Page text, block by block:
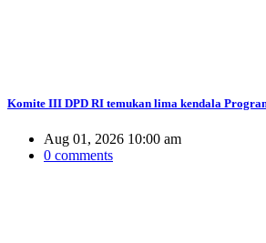
Komite III DPD RI temukan lima kendala
Aug 01, 2026 10:00 am
0 comments